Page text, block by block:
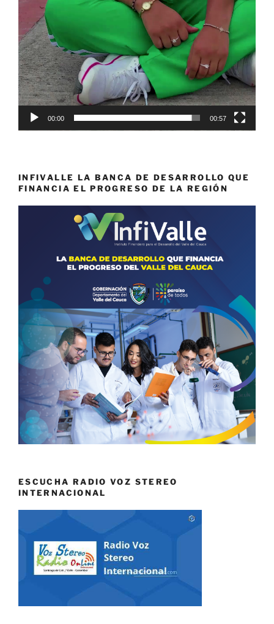
00:00 00:57
INFIVALLE LA BANCA DE DESARROLLO QUE
FINANCIA EL PROGRESO DE LA REGIÓN
ESCUCHA RADIO VOZ STEREO
INTERNACIONAL